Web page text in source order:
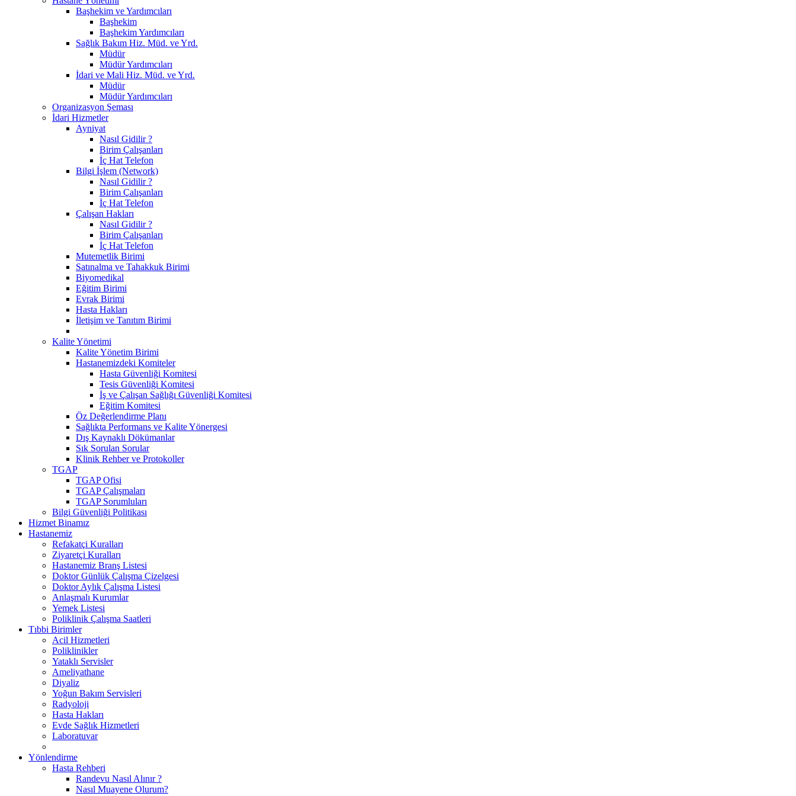
Başhekim ve Yardımcıları
Başhekim
Başhekim Yardımcıları
Sağlık Bakım Hiz. Müd. ve Yrd.
Müdür
Müdür Yardımcıları
İdari ve Mali Hiz. Müd. ve Yrd.
Müdür
Müdür Yardımcıları
Organizasyon Şeması
İdari Hizmetler
Ayniyat
Nasıl Gidilir ?
Birim Çalışanları
İç Hat Telefon
Bilgi İşlem (Network)
Nasıl Gidilir ?
Birim Çalışanları
İç Hat Telefon
Çalışan Hakları
Nasıl Gidilir ?
Birim Çalışanları
İç Hat Telefon
Mutemetlik Birimi
Satınalma ve Tahakkuk Birimi
Biyomedikal
Eğitim Birimi
Evrak Birimi
Hasta Hakları
İletişim ve Tanıtım Birimi
Kalite Yönetimi
Kalite Yönetim Birimi
Hastanemizdeki Komiteler
Hasta Güvenliği Komitesi
Tesis Güvenliği Komitesi
İş ve Çalışan Sağlığı Güvenliği Komitesi
Eğitim Komitesi
Öz Değerlendirme Planı
Sağlıkta Performans ve Kalite Yönergesi
Dış Kaynaklı Dökümanlar
Sık Sorulan Sorular
Klinik Rehber ve Protokoller
TGAP
TGAP Ofisi
TGAP Çalışmaları
TGAP Sorumluları
Bilgi Güvenliği Politikası
Hizmet Binamız
Hastanemiz
Refakatçi Kuralları
Ziyaretçi Kuralları
Hastanemiz Branş Listesi
Doktor Günlük Çalışma Çizelgesi
Doktor Aylık Çalışma Listesi
Anlaşmalı Kurumlar
Yemek Listesi
Poliklinik Çalışma Saatleri
Tıbbi Birimler
Acil Hizmetleri
Poliklinikler
Yataklı Servisler
Ameliyathane
Diyaliz
Yoğun Bakım Servisleri
Radyoloji
Hasta Hakları
Evde Sağlık Hizmetleri
Laboratuvar
Yönlendirme
Hasta Rehberi
Randevu Nasıl Alınır ?
Nasıl Muayene Olurum?